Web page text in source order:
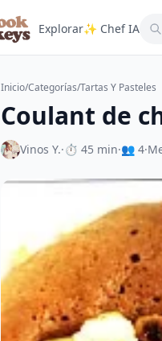
Explorar✨ Chef IA
Inicio/Categorías/Tartas Y Pasteles
Coulant de
Vinos Y.·⏱ 45 min·👥 4·